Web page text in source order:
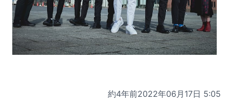
約4年前2022年06月17日 5:05